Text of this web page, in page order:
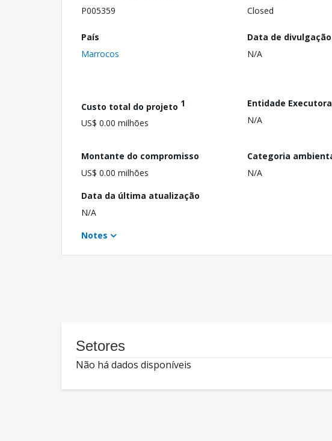
P005359
Closed
País
Marrocos
Data de divulgação
N/A
Custo total do projeto 1
US$ 0.00 milhões
Entidade Executora
N/A
Montante do compromisso
US$ 0.00 milhões
Categoria
N/A
Data da última atualização
N/A
Notes
Setores
Não há dados disponíveis